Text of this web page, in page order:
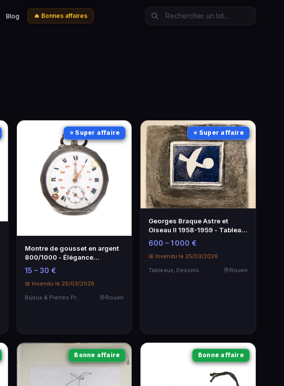
Blog 🔥 Bonnes affaires
⭐ Super affaire
Montre de gousset en argent
800/1000 - Élégance
intemporelle
15 – 30 €
📅 Invendu le 25/03/2026
Bijoux & Pierres Précieuses
Rouen
⭐ Super affaire
Georges Braque Astre et
Oiseau II 1958-1959 - Tableau
d'Art Moderne
600 – 1 000 €
📅 Invendu le 25/03/2026
Rouen
Bonne affaire Bonne affaire